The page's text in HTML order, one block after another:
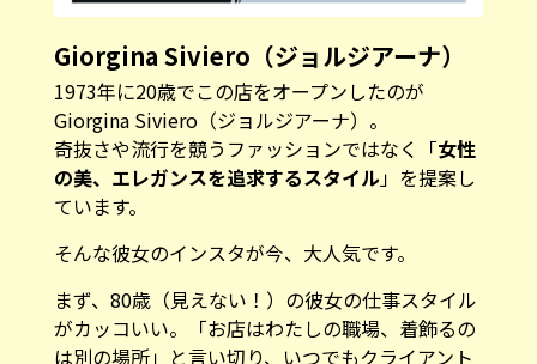
Giorgina Siviero（ジョルジアーナ）
1973年に20歳でこの店をオープンしたのが
Giorgina Siviero（ジョルジアーナ）。
奇抜さや流行を競うファッションではなく「女性
の美、エレガンスを追求するスタイル」を提案し
ています。
そんな彼女のインスタが今、大人気です。
まず、80歳（見えない！）の彼女の仕事スタイル
がカッコいい。「お店はわたしの職場、着飾るの
は別の場所」と言い切り、いつでもクライアント